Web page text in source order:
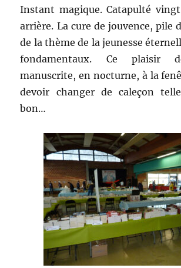
Instant magique. Catapulté
arrière. La cure de jouvence, pile
de la thème de la jeunesse
fondamentaux. Ce plaisir
manuscrite, en nocturne, à la
devoir changer de caleçon
bon…